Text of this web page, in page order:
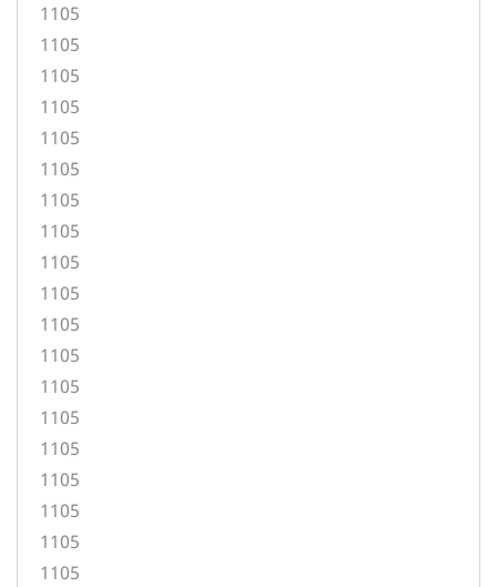
1105
1105
1105
1105
1105
1105
1105
1105
1105
1105
1105
1105
1105
1105
1105
1105
1105
1105
1105